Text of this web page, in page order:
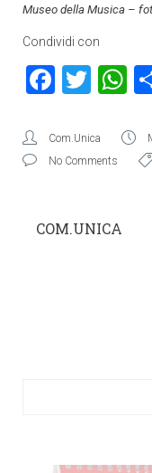
Museo della Musica –
Condividi con
Com.Unica
No Comments
COM.UNICA